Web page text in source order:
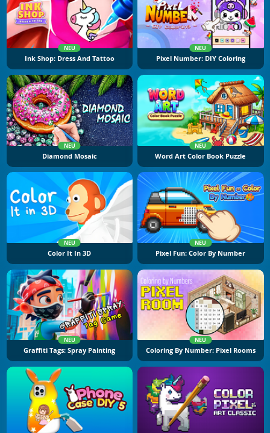
NEU
Ink Shop: Dress And Tattoo
NEU
Pixel Number: DIY Coloring
NEU
Diamond Mosaic
NEU
Word Art Color Book Puzzle
NEU
Color It In 3D
NEU
Pixel Fun: Color By Number
NEU
Graffiti Tags: Spray Painting
NEU
Coloring By Number: Pixel Rooms